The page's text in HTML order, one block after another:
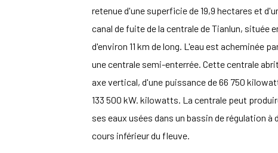
retenue d'une superficie de 19,9 hectares et
canal de fuite de la centrale de Tianlun, située
d'environ 11 km de long. L'eau est acheminée
une centrale semi-enterrée. Cette centrale
axe vertical, d'une puissance de 66 750
133 500 kW. kilowatts. La centrale peut
ses eaux usées dans un bassin de régulation
cours inférieur du fleuve.